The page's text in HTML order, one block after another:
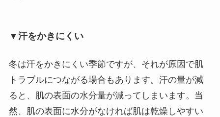
▼汗をかきにくい
冬は汗をかきにくい季節ですが、それが原因で肌
トラブルにつながる場合もあります。汗の量が減
ると、肌の表面の水分量が減ってしまいます。当
然、肌の表面に水分がなければ肌は乾燥しやすい